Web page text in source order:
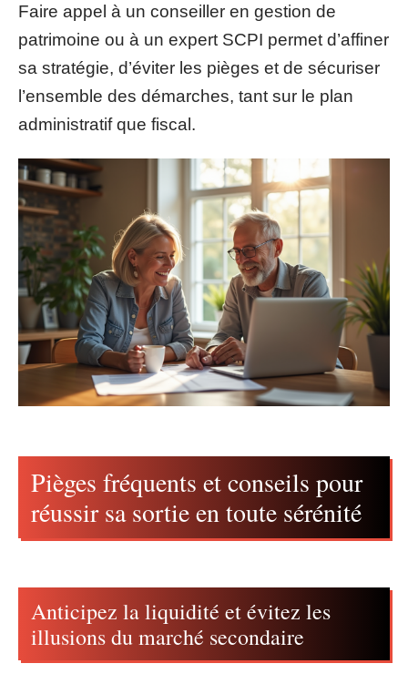
Faire appel à un conseiller en gestion de
patrimoine ou à un expert SCPI permet d’affiner
sa stratégie, d’éviter les pièges et de sécuriser
l’ensemble des démarches, tant sur le plan
administratif que fiscal.
Pièges fréquents et conseils pour
réussir sa sortie en toute sérénité
Anticipez la liquidité et évitez les
illusions du marché secondaire